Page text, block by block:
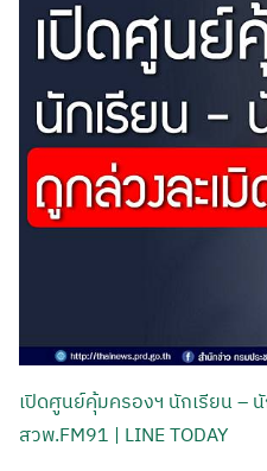
เปิดศูนย์คุ้มครองฯ นักเรียน –
สวพ.FM91 | LINE TODAY